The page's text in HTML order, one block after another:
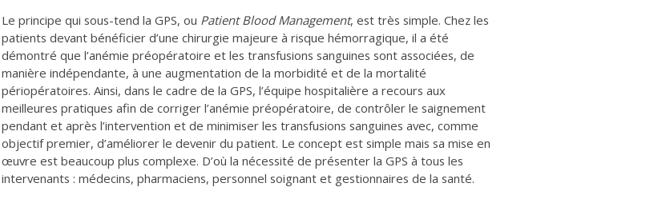
Le principe qui sous-tend la GPS, ou Patient Blood Management, est très simple. Chez les
patients devant bénéficier d’une chirurgie majeure à risque hémorragique, il a été
démontré que l’anémie préopératoire et les transfusions sanguines sont associées, de
manière indépendante, à une augmentation de la morbidité et de la mortalité
périopératoires. Ainsi, dans le cadre de la GPS, l’équipe hospitalière a recours aux
meilleures pratiques afin de corriger l’anémie préopératoire, de contrôler le saignement
pendant et après l’intervention et de minimiser les transfusions sanguines avec, comme
objectif premier, d’améliorer le devenir du patient. Le concept est simple mais sa mise en
œuvre est beaucoup plus complexe. D’où la nécessité de présenter la GPS à tous les
intervenants : médecins, pharmaciens, personnel soignant et gestionnaires de la santé.